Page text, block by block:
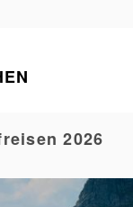
2026